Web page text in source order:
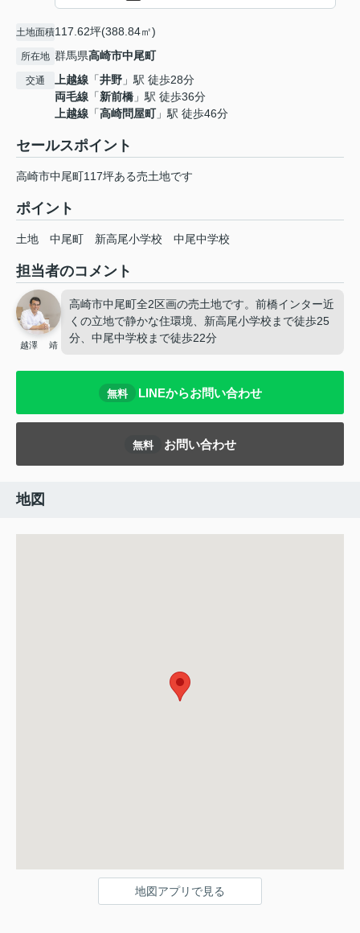
土地面積117.62坪(388.84㎡)
所在地 群馬県高崎市中尾町
交通 上越線 「井野 」駅 徒歩28分
両毛線 「新前橋 」駅 徒歩36分
上越線 「高崎問屋町」駅 徒歩46分
セールスポイント
高崎市中尾町117坪ある売土地です
ポイント
土地 中尾町 新高尾小学校 中尾中学校
担当者のコメント
越澤 靖
高崎市中尾町全2区画の売土地です。前橋インター近
くの立地で静かな住環境、新高尾小学校まで徒歩25
分、中尾中学校まで徒歩22分
無料 LINEからお問い合わせ
無料 お問い合わせ
地図
地図アプリで見る